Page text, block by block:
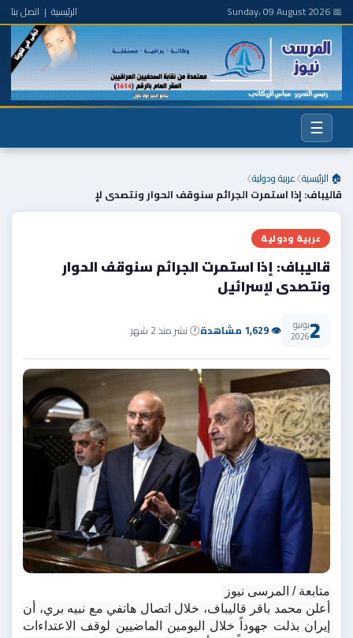
📅 Sunday، 09 August 2026 الرئيسية | اتصل بنا
☰
🏠 الرئيسية❯عربية ودولية❯
قالیباف: إذا استمرت الجرائم سنوقف الحوار ونتصدى لإ
عربية ودولية
قالیباف: إذا استمرت الجرائم سنوقف الحوار
ونتصدى لإسرائيل
2يونيو
2026 👁 1,629 مشاهدة 🕐 نشر منذ 2 شهر
متابعة / المرسى نيوز